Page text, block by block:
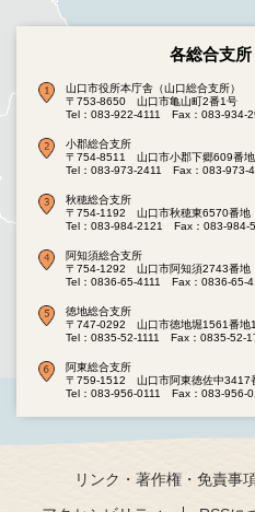
各総合支
山口市役所本庁舎（山口総合支所）
〒753-8650 山口市亀山町2番1号
Tel：083-922-4111
Fax：083-934-
小郡総合支所
〒754-8511 山口市小郡下郷609番地
Tel：083-973-2411
Fax：083-973-
秋穂総合支所
〒754-1192 山口市秋穂東6570番地
Tel：083-984-2121
Fax：083-984-
阿知須総合支所
〒754-1292 山口市阿知須2743番地
Tel：0836-65-4111
Fax：0836-65-
徳地総合支所
〒747-0292 山口市徳地堀1561番地1
Tel：0835-52-1111
Fax：0835-52-
阿東総合支所
〒759-1512 山口市阿東徳佐中3417
Tel：083-956-0111
Fax：083-956-
リンク・著作権・免責事